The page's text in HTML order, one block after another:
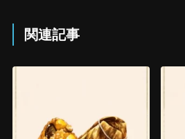
関連記事